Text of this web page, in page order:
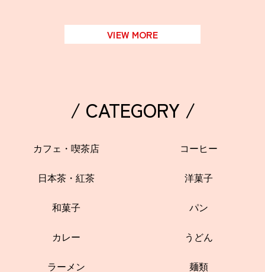
VIEW MORE
/ CATEGORY /
カフェ・喫茶店 コーヒー
日本茶・紅茶 洋菓子
和菓子 パン
カレー うどん
ラーメン 麺類